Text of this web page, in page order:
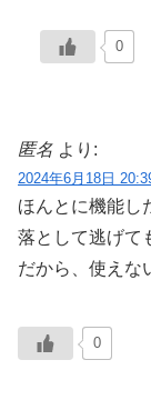
0
匿名 より:
2024年6月18日
ほんとに機能し
落として逃げて
だから、使えな
0